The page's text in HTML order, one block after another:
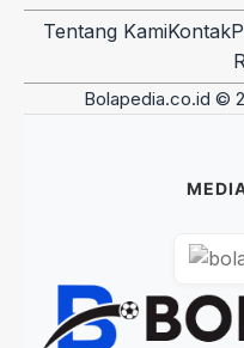
Tentang KamiKontak
Bolapedia.co.id ©